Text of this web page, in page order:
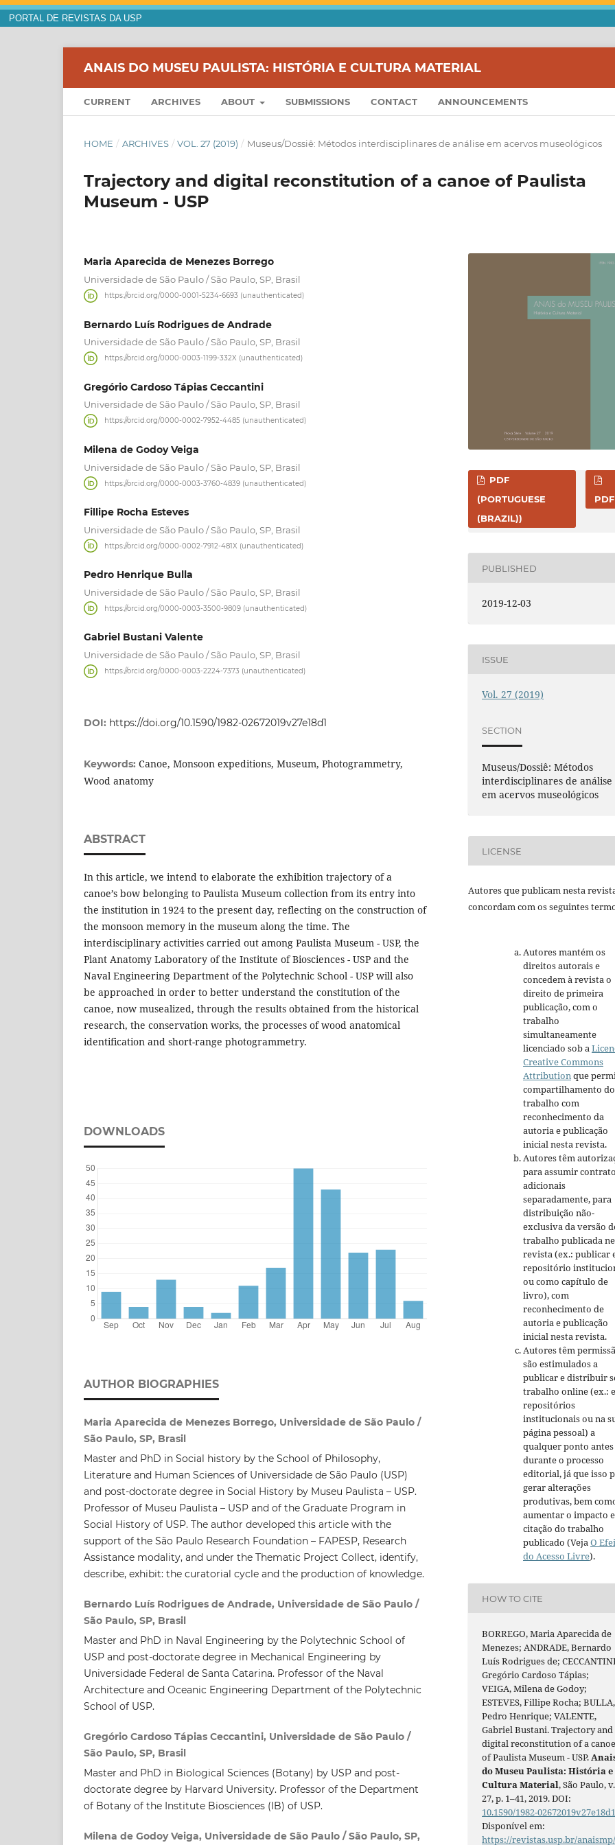
PORTAL DE REVISTAS DA USP
ANAIS DO MUSEU PAULISTA: HISTÓRIA E CULTURA MATERIAL
CURRENT ARCHIVES ABOUT SUBMISSIONS CONTACT ANNOUNCEMENTS
HOME / ARCHIVES / VOL. 27 (2019) / Museus/Dossiê: Métodos interdisciplinares de análise em acervos museológicos
Trajectory and digital reconstitution of a canoe of Paulista
Museum - USP
Maria Aparecida de Menezes Borrego
Universidade de São Paulo / São Paulo, SP, Brasil
https://orcid.org/0000-0001-5234-6693 (unauthenticated)
Bernardo Luís Rodrigues de Andrade
Universidade de São Paulo / São Paulo, SP, Brasil
https://orcid.org/0000-0003-1199-332X (unauthenticated)
Gregório Cardoso Tápias Ceccantini
Universidade de São Paulo / São Paulo, SP, Brasil
https://orcid.org/0000-0002-7952-4485 (unauthenticated)
Milena de Godoy Veiga
Universidade de São Paulo / São Paulo, SP, Brasil
https://orcid.org/0000-0003-3760-4839 (unauthenticated)
Fillipe Rocha Esteves
Universidade de São Paulo / São Paulo, SP, Brasil
https://orcid.org/0000-0002-7912-481X (unauthenticated)
Pedro Henrique Bulla
Universidade de São Paulo / São Paulo, SP, Brasil
https://orcid.org/0000-0003-3500-9809 (unauthenticated)
Gabriel Bustani Valente
Universidade de São Paulo / São Paulo, SP, Brasil
https://orcid.org/0000-0003-2224-7373 (unauthenticated)
DOI: https://doi.org/10.1590/1982-02672019v27e18d1
Keywords: Canoe, Monsoon expeditions, Museum, Photogrammetry,
Wood anatomy
ABSTRACT
In this article, we intend to elaborate the exhibition trajectory of a
canoe’s bow belonging to Paulista Museum collection from its entry into
the institution in 1924 to the present day, reflecting on the construction of
the monsoon memory in the museum along the time. The
interdisciplinary activities carried out among Paulista Museum - USP, the
Plant Anatomy Laboratory of the Institute of Biosciences - USP and the
Naval Engineering Department of the Polytechnic School - USP will also
be approached in order to better understand the constitution of the
canoe, now musealized, through the results obtained from the historical
research, the conservation works, the processes of wood anatomical
identification and short-range photogrammetry.
DOWNLOADS
AUTHOR BIOGRAPHIES
Maria Aparecida de Menezes Borrego, Universidade de São Paulo /
São Paulo, SP, Brasil
Master and PhD in Social history by the School of Philosophy,
Literature and Human Sciences of Universidade de São Paulo (USP)
and post-doctorate degree in Social History by Museu Paulista – USP.
Professor of Museu Paulista – USP and of the Graduate Program in
Social History of USP. The author developed this article with the
support of the São Paulo Research Foundation – FAPESP, Research
Assistance modality, and under the Thematic Project Collect, identify,
describe, exhibit: the curatorial cycle and the production of knowledge.
Bernardo Luís Rodrigues de Andrade, Universidade de São Paulo /
São Paulo, SP, Brasil
Master and PhD in Naval Engineering by the Polytechnic School of
USP and post-doctorate degree in Mechanical Engineering by
Universidade Federal de Santa Catarina. Professor of the Naval
Architecture and Oceanic Engineering Department of the Polytechnic
School of USP.
Gregório Cardoso Tápias Ceccantini, Universidade de São Paulo /
São Paulo, SP, Brasil
Master and PhD in Biological Sciences (Botany) by USP and post-
doctorate degree by Harvard University. Professor of the Department
of Botany of the Institute Biosciences (IB) of USP.
Milena de Godoy Veiga, Universidade de São Paulo / São Paulo, SP,
PDF
(PORTUGUESE
(BRAZIL))
PDF
PUBLISHED
2019-12-03
ISSUE
Vol. 27 (2019)
SECTION
Museus/Dossiê: Métodos
interdisciplinares de análise
em acervos museológicos
LICENSE
Autores que publicam nesta
concordam com os seguintes
Autores mantém os
direitos autorais e
concedem à revista o
direito de primeira
publicação, com o
trabalho
simultaneamente
licenciado sob a
Creative Commons
Attributionque
compartilhamento do
trabalho com
reconhecimento da
autoria e publicação
inicial nesta revista.
Autores têm
para assumir
adicionais
separadamente, para
distribuição não-
exclusiva da versão
trabalho publicada
revista (ex.: publicar
repositório
ou como capítulo de
livro), com
reconhecimento de
autoria e publicação
inicial nesta revista.
Autores têm
são estimulados a
publicar e distribuir
trabalho online (ex.:
repositórios
institucionais ou na
página pessoal) a
qualquer ponto
durante o processo
editorial, já que isso
gerar alterações
produtivas, bem
aumentar o impacto
citação do trabalho
publicado (VejaO
do Acesso Livre).
HOW TO CITE
BORREGO, Maria Aparecida de
Menezes; ANDRADE, Bernardo
Luís Rodrigues de;
Gregório Cardoso Tápias;
VEIGA, Milena de Godoy;
ESTEVES, Fillipe Rocha; BULLA,
Pedro Henrique; VALENTE,
Gabriel Bustani. Trajectory and
digital reconstitution of a canoe
of Paulista Museum - USP.
do Museu Paulista: História e
Cultura Material, São Paulo, v.
27, p. 1–41, 2019. DOI:
10.1590/1982-02672019v27e18d1
Disponível em:
https://revistas.usp.br/anaismp/